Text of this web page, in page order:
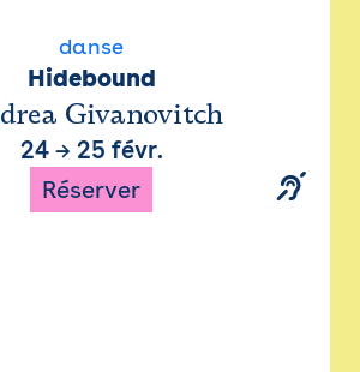
danse
Hidebound
Givanovitch
24→ 25 févr.
Réserver